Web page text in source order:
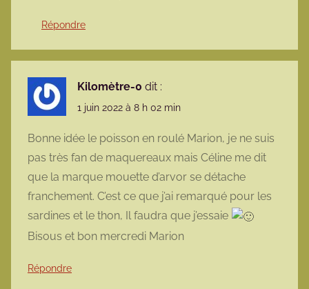
Répondre
Kilomètre-0 dit :
1 juin 2022 à 8 h 02 min
Bonne idée le poisson en roulé Marion, je ne suis
pas très fan de maquereaux mais Céline me dit
que la marque mouette d’arvor se détache
franchement. C’est ce que j’ai remarqué pour les
sardines et le thon, Il faudra que j’essaie
Bisous et bon mercredi Marion
Répondre